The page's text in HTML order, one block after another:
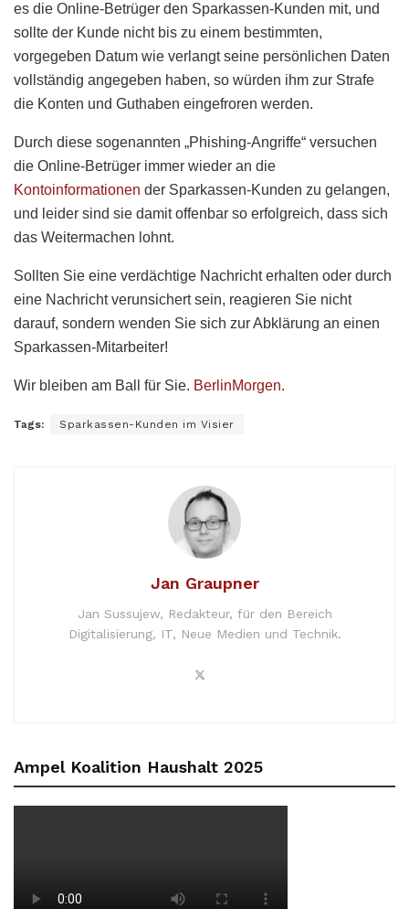
es die Online-Betrüger den Sparkassen-Kunden mit, und
sollte der Kunde nicht bis zu einem bestimmten,
vorgegeben Datum wie verlangt seine persönlichen Daten
vollständig angegeben haben, so würden ihm zur Strafe
die Konten und Guthaben eingefroren werden.
Durch diese sogenannten „Phishing-Angriffe“ versuchen
die Online-Betrüger immer wieder an die
Kontoinformationen der Sparkassen-Kunden zu gelangen,
und leider sind sie damit offenbar so erfolgreich, dass sich
das Weitermachen lohnt.
Sollten Sie eine verdächtige Nachricht erhalten oder durch
eine Nachricht verunsichert sein, reagieren Sie nicht
darauf, sondern wenden Sie sich zur Abklärung an einen
Sparkassen-Mitarbeiter!
Wir bleiben am Ball für Sie. BerlinMorgen.
Tags: Sparkassen-Kunden im Visier
Jan Graupner
Jan Sussujew, Redakteur, für den Bereich
Digitalisierung, IT, Neue Medien und Technik.
Ampel Koalition Haushalt 2025